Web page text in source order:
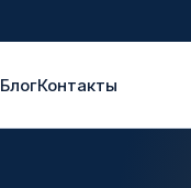
БлогКонтакты